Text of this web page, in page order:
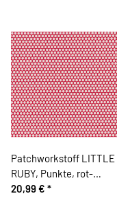
Patchworkstoff LITTLE
RUBY, Punkte, rot-
gebrochenes weiß, Moda
20,99 € *